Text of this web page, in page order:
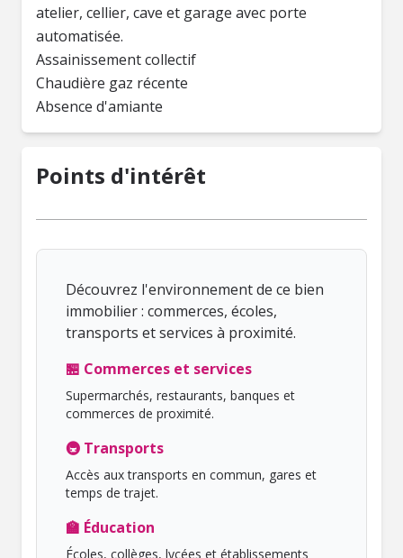
atelier, cellier, cave et garage avec porte
automatisée.
Assainissement collectif
Chaudière gaz récente
Points d'intérêt
Découvrez l'environnement de ce bien
immobilier : commerces, écoles,
transports et services à proximité.
🏪 Commerces et services
Supermarchés, restaurants, banques et
commerces de proximité.
🚇 Transports
Accès aux transports en commun, gares et
temps de trajet.
🏫 Éducation
Écoles, collèges, lycées et établissements